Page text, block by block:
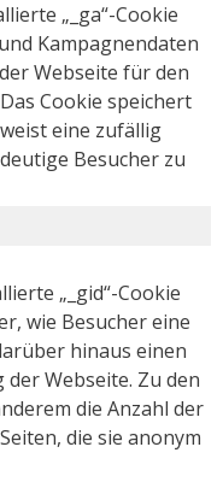
„_ga“-Cookie
Kampagnendaten
Webseite für den
Cookie speichert
eine zufällig
Besucher zu
„_gid“-Cookie
wie Besucher eine
hinaus einen
Webseite. Zu den
die Anzahl der
die sie anonym